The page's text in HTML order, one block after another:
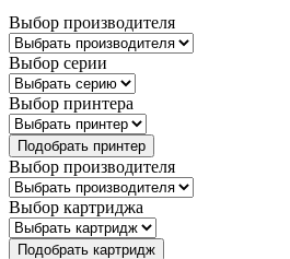
Выбор производителя
Выбор серии
Выбор принтера
Подобрать принтер
Выбор производителя
Выбор картриджа
Подобрать картридж